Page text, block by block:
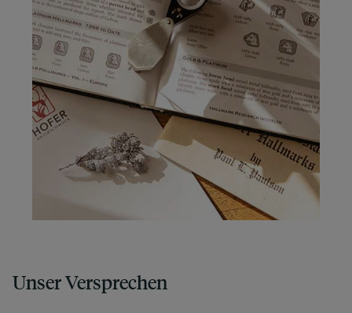
Unser Versprechen